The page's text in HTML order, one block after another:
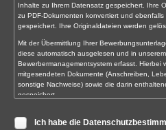
Inhalte zu Ihrem Datensatz gespeichert. Ihre
zu PDF-Dokumenten konvertiert und
gespeichert. Ihre Originaldateien werden
Mit der Übermittlung Ihrer
diese automatisch ausgelesen und in unserem
Bewerbermanagementsystem erfasst. Hierbei
mitgesendeten Dokumente (Anschreiben,
sonstige Nachweise) sowie die darin
gespeichert.
dem Postweg übermitteln, digitalisieren wir
Ich habe die